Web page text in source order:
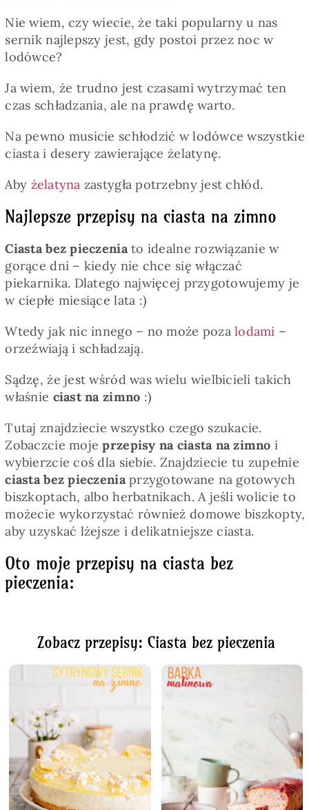
Nie wiem, czy wiecie, że taki popularny u nas
sernik najlepszy jest, gdy postoi przez noc w
lodówce?
Ja wiem, że trudno jest czasami wytrzymać ten
czas schładzania, ale na prawdę warto.
Na pewno musicie schłodzić w lodówce wszystkie
ciasta i desery zawierające żelatynę.
Aby żelatyna zastygła potrzebny jest chłód.
Najlepsze przepisy na ciasta na zimno
Ciasta bez pieczeniato idealne rozwiązanie w
gorące dni – kiedy nie chce się włączać
piekarnika. Dlatego najwięcej przygotowujemy je
w ciepłe miesiące lata :)
Wtedy jak nic innego – no może pozalodami –
orzeźwiają i schładzają.
Sądzę, że jest wśród was wielu wielbicieli takich
właśnie ciast na zimno :)
Tutaj znajdziecie wszystko czego szukacie.
Zobaczcie mojeprzepisy na ciasta na zimno i
wybierzcie coś dla siebie. Znajdziecie tu zupełnie
ciasta bez pieczeniaprzygotowane na gotowych
biszkoptach, albo herbatnikach. A jeśli wolicie to
możecie wykorzystać również domowe biszkopty,
aby uzyskać lżejsze i delikatniejsze ciasta.
Oto moje przepisy na ciasta bez
pieczenia:
Zobacz przepisy: Ciasta bez pieczenia